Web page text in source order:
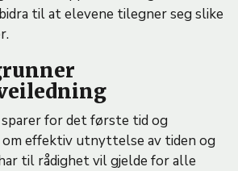
til at elevene tilegner seg slike
for det første tid og
effektiv utnyttelse av tiden og
til rådighet vil gjelde for alle